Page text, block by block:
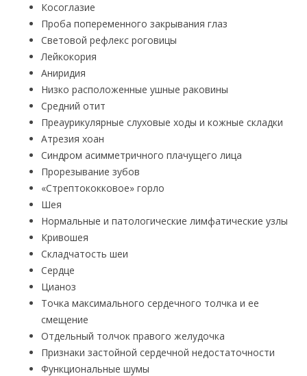
Косоглазие
Проба попеременного закрывания глаз
Световой рефлекс роговицы
Лейкокория
Аниридия
Низко расположенные ушные раковины
Средний отит
Преаурикулярные слуховые ходы и кожные складки
Атрезия хоан
Синдром асимметричного плачущего лица
Прорезывание зубов
«Стрептококковое» горло
Шея
Нормальные и патологические лимфатические узлы
Кривошея
Складчатость шеи
Сердце
Цианоз
Точка максимального сердечного толчка и ее
смещение
Отдельный толчок правого желудочка
Признаки застойной сердечной недостаточности
Функциональные шумы